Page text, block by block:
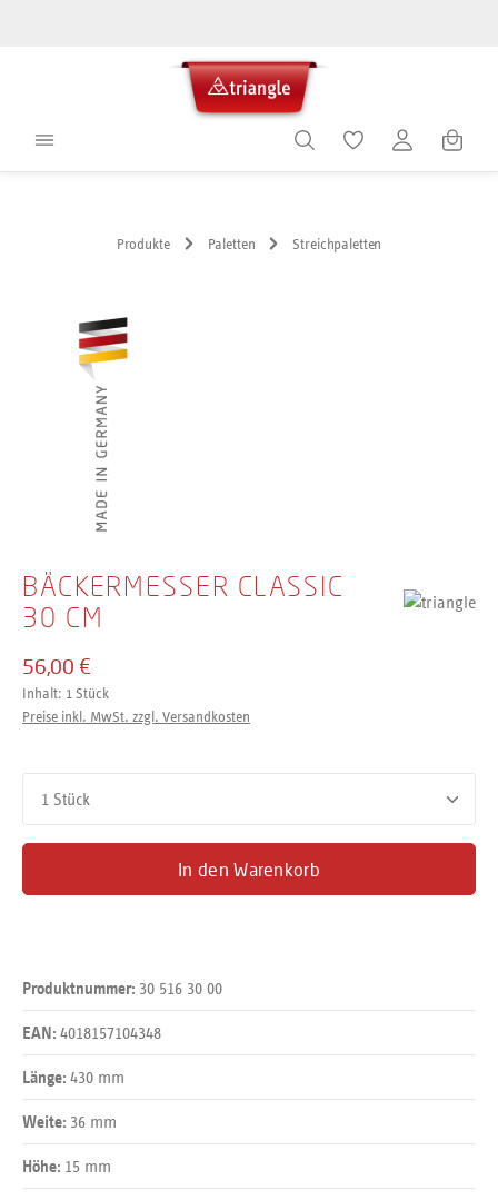
Produkte Paletten Streichpaletten
BÄCKERMESSER CLASSIC
30 CM
56,00 €
Inhalt: 1 Stück
Preise inkl. MwSt. zzgl. Versandkosten
In den Warenkorb
Produktnummer: 30 516 30 00
EAN: 4018157104348
Länge: 430 mm
Weite: 36 mm
Höhe: 15 mm